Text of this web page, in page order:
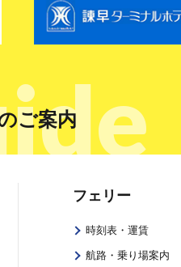
ご案内
フェリー
時刻表・運賃
航路・乗り場案内